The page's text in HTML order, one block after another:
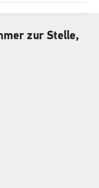
zur Stelle,